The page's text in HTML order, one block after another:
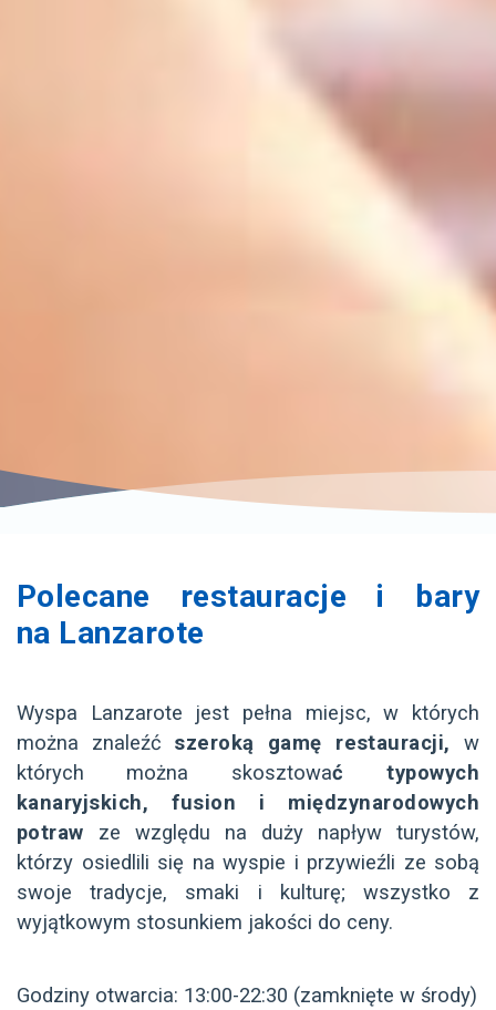
Polecane restauracje i bary
na Lanzarote
Wyspa Lanzarote jest pełna miejsc, w których
można znaleźć szeroką gamę restauracji, w
których można skosztować typowych
kanaryjskich, fusion i międzynarodowych
potraw ze względu na duży napływ turystów,
którzy osiedlili się na wyspie i przywieźli ze sobą
swoje tradycje, smaki i kulturę; wszystko z
wyjątkowym stosunkiem jakości do ceny.
Godziny otwarcia: 13:00-22:30 (zamknięte w środy)